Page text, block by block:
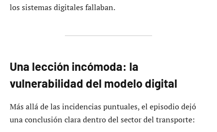
los sistemas digitales fallaban.
Una lección incómoda: la
vulnerabilidad del modelo digital
Más allá de las incidencias puntuales, el episodio dejó
una conclusión clara dentro del sector del transporte: